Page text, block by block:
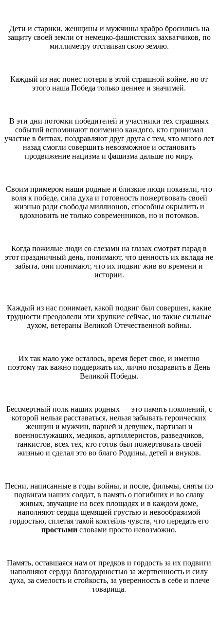
Дети и старики, женщины и мужчины храбро бросились на
защиту своей земли от немецко-фашистских захватчиков, по
миллиметру отстаивая свою землю.
Каждый из нас понес потери в этой страшной войне, но от
этого наша Победа только ценнее и значимей.
В эти дни потомки победителей и участники тех страшных
событий вспоминают поименно каждого, кто принимал
участие в битвах, поздравляют друг друга с тем, что много лет
назад смогли совершить невозможное и остановить
продвижение нацизма и фашизма дальше по миру.
Своим примером наши родные и близкие люди показали, что
воля к победе, сила духа и готовность пожертвовать своей
жизнью ради свободы миллионов, способны окрылить и
вдохновить не только современников, но и потомков.
Когда пожилые люди со слезами на глазах смотрят парад в
этот праздничный день, понимают, что ценность их вклада не
забыта, они понимают, что их подвиг жив во времени и
истории.
Каждый из нас понимает, какой подвиг был совершен, какие
трудности преодолели эти хрупкие сейчас, но такие сильные
духом, ветераны Великой Отечественной войны.
Их так мало уже осталось, время берет свое, и именно
поэтому так важно поддержать их, лично поздравить в День
Великой Победы.
Бессмертный полк наших родных — это память поколений, с
которой нельзя расставаться, нельзя забывать героических
женщин и мужчин, парней и девушек, партизан и
военнослужащих, медиков, артиллеристов, разведчиков,
танкистов, всех тех, кто готов был пожертвовать своей
жизнью и сделал это во благо Родины, детей и внуков.
Песни, написанные в годы войны, и после, фильмы, сняты по
подвигам наших солдат, в память о погибших и во славу
живых, звучащие на всех площадях и в каждом доме,
наполняют сердца щемящей грустью и невообразимой
гордостью, сплетая такой коктейль чувств, что передать его
простыми словами просто невозможно.
Память, оставшаяся нам от предков и гордость за их подвиги
наполняют сердца благодарностью за жертвенность и силу
духа, за смелость и стойкость, за уверенность в себе и плече
товарища.